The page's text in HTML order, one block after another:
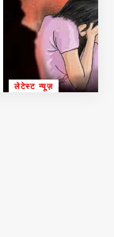
लेटेस्ट न्यूज़